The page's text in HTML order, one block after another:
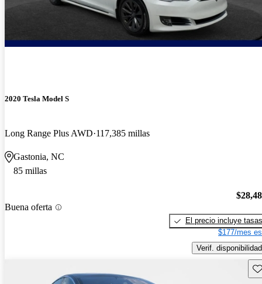
2020 Tesla Model S
Long Range Plus AWD 117,385 millas
Gastonia, NC
85 millas
Buena oferta
El precio incluye tasas
$177/mes
Verif. disponibilidad